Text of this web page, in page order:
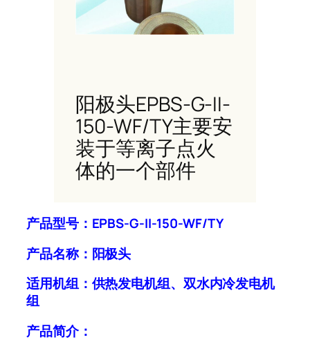
阳极头EPBS-G-II-
150-WF/TY主要安
装于等离子点火
体的一个部件
产品型号：EPBS-G-II-150-WF/TY
产品名称： 阳极头
适用机组： 供热发电机组、双水内冷发电机
组
产品简介：